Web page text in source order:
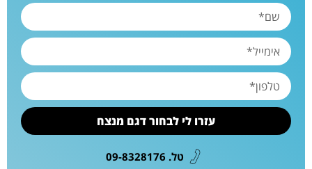
עזרו לי לבחור דגם מנצח
טל. 09-8328176